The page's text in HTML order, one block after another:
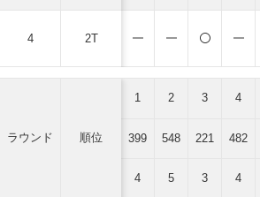
4 2T
ラウンド 順位
1 2 3 4
399 548 221 482
4 5 3 4